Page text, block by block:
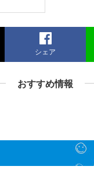
シェア
おすすめ情報